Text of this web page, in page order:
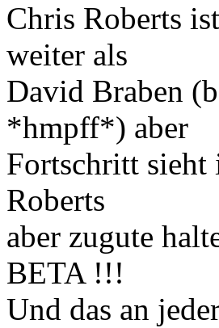
Chris Roberts
weiter als
David Braben
*hmpff*) aber
Fortschritt sieht
Roberts
aber zugute
BETA !!!
Und das an